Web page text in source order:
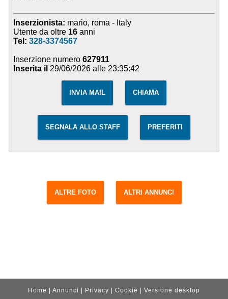
Inserzionista: mario, roma - Italy
Utente da oltre 16 anni
Tel:328-3374567
Inserzione numero627911
Inserita il 29/06/2026 alle 23:35:42
INVIA MAIL CHIAMA
SEGNALA ALLO STAFF PREFERITI
ALTRE FOTO ALTRI ANNUNCI
Home | Annunci | Privacy | Cookie | Versione desktop